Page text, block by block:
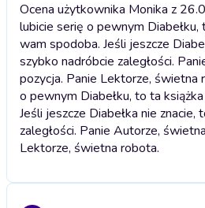
Ocena użytkownika Monika z
lubicie serię o pewnym
wam spodoba. Jeśli jeszcze
szybko nadróbcie zaległości.
pozycja. Panie Lektorze, świetna
o pewnym Diabełku, to ta
Jeśli jeszcze Diabełka nie znacie,
zaległości. Panie Autorze,
Lektorze, świetna robota.